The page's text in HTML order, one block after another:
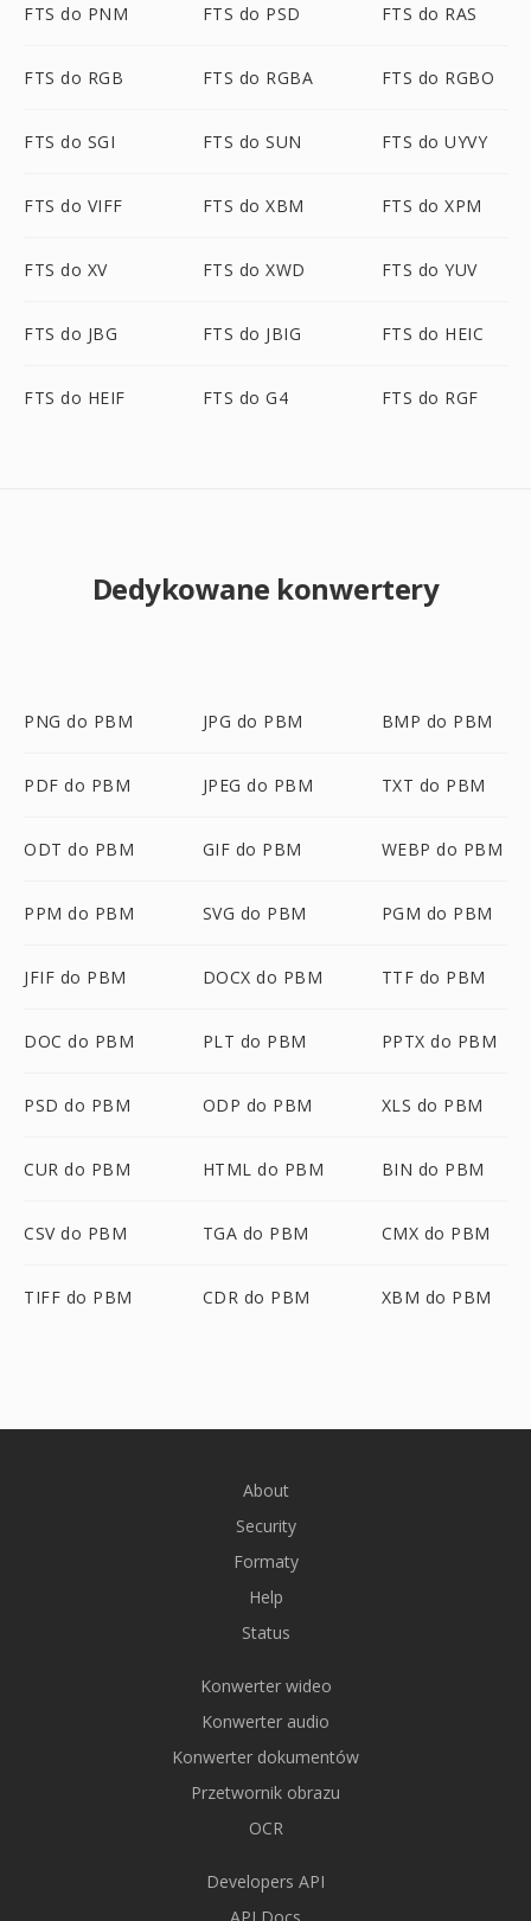
FTS do PNM FTS do PSD FTS do RAS
FTS do RGB FTS do RGBA FTS do RGBO
FTS do SGI FTS do SUN FTS do UYVY
FTS do VIFF FTS do XBM FTS do XPM
FTS do XV FTS do XWD FTS do YUV
FTS do JBG FTS do JBIG FTS do HEIC
FTS do HEIF FTS do G4 FTS do RGF
Dedykowane konwertery
PNG do PBM JPG do PBM BMP do PBM
PDF do PBM JPEG do PBM TXT do PBM
ODT do PBM GIF do PBM WEBP do PBM
PPM do PBM SVG do PBM PGM do PBM
JFIF do PBM DOCX do PBM TTF do PBM
DOC do PBM PLT do PBM PPTX do PBM
PSD do PBM ODP do PBM XLS do PBM
CUR do PBM HTML do PBM BIN do PBM
CSV do PBM TGA do PBM CMX do PBM
TIFF do PBM CDR do PBM XBM do PBM
About
Security
Formaty
Help
Status
Konwerter wideo
Konwerter audio
Konwerter dokumentów
Przetwornik obrazu
OCR
Developers API